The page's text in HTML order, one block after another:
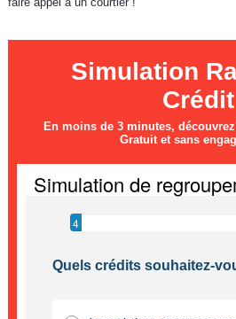
Simulation
Crédit
En moins de 3 minutes,
Gratuit et sans